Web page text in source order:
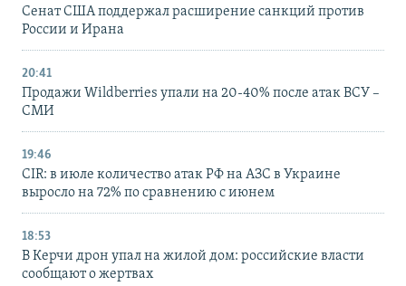
Сенат США поддержал расширение санкций против
России и Ирана
20:41
Продажи Wildberries упали на 20-40% после атак ВСУ –
СМИ
19:46
CIR: в июле количество атак РФ на АЗС в Украине
выросло на 72% по сравнению с июнем
18:53
В Керчи дрон упал на жилой дом: российские власти
сообщают о жертвах